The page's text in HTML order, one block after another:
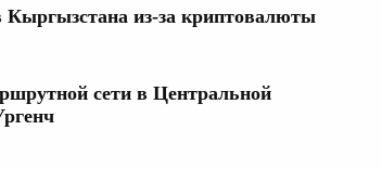
из-за криптовалюты
сети в Центральной